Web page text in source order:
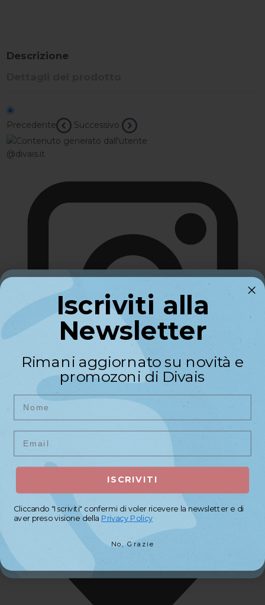
Descrizione
Precedente Successivo
@divais.it
Iscriviti alla
Newsletter
Riceverai un codice sconto di
benvenuto del10%sul primo
acquisto
Nome
Email
Cliccando "Iscriviti" confermi di voler ricevere la newsletter e di
aver preso visione dellaPrivacy Policy
Iscriviti alla
Newsletter
Rimani aggiornato su novità e
promozoni di Divais
Nome
Email
ISCRIVITI
Cliccando "Iscriviti" confermi di voler ricevere la newsletter e di
aver preso visione della Privacy Policy
No, Grazie